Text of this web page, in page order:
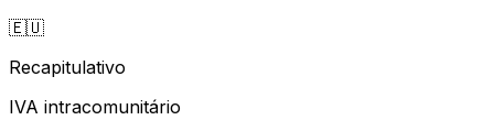
🇪🇺
Recapitulativo
IVA intracomunitário